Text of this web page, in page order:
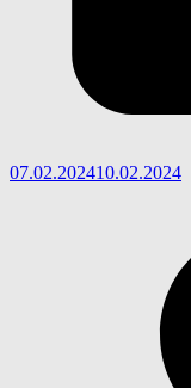
07.02.202410.02.2024